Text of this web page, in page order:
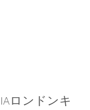
ロンドンキ